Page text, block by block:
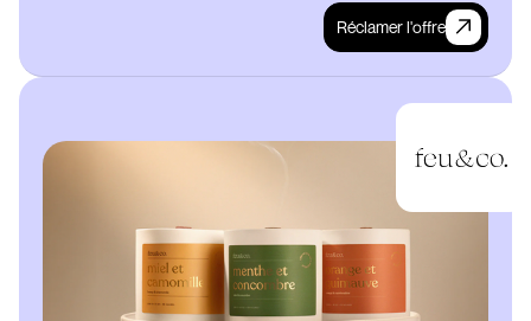
Réclamer l'offre